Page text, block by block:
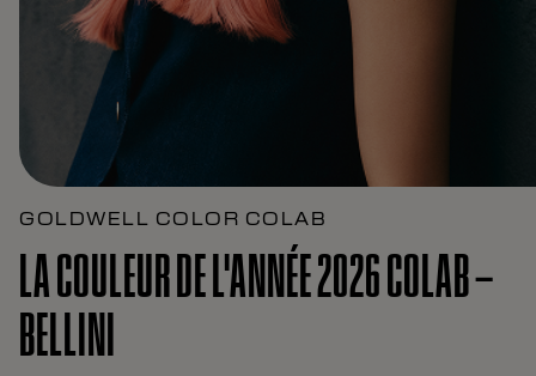
GOLDWELL COLOR COLAB
LA COULEUR DE L'ANNÉE 2026 COLAB –
BELLINI